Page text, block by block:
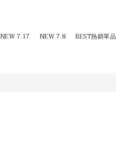
NEW 7.17 NEW 7.8 BEST熱銷單品